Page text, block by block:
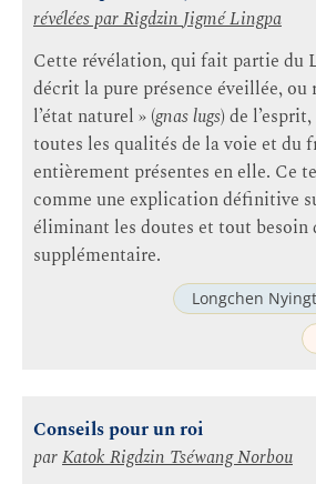
révélées par RigdzinJigmé Lingpa
Cette révélation, qui fait partie du
décrit la pure présence éveillée, ou
l’état naturel » (gnas lugs) de
toutes les qualités de la voie et du
entièrement présentes en elle. Ce
comme une explication définitive
éliminant les doutes et tout
supplémentaire.
Longchen
Conseils pour un roi
parKatok Rigdzin Tséwang Norbou